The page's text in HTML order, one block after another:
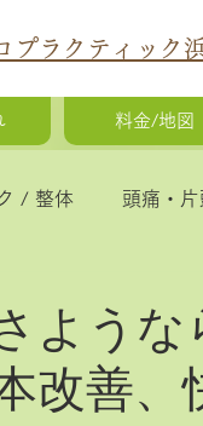
プラクティック
料金/地図
/ 整体 頭痛・片
の歪み
O脚矯正・X脚矯正
よう
改善、